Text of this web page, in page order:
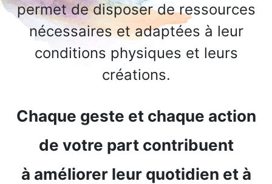
permet de disposer de ressources
nécessaires et adaptées à leur
conditions physiques et leurs
créations.
Chaque geste et chaque action
de votre part contribuent
à améliorer leur quotidien et à